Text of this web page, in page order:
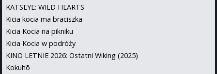
KATSEYE: WILD HEARTS
Kicia kocia ma braciszka
Kicia Kocia na pikniku
Kicia Kocia w podróży
KINO LETNIE 2026: Ostatni Wiking (2025)
Kokuhō